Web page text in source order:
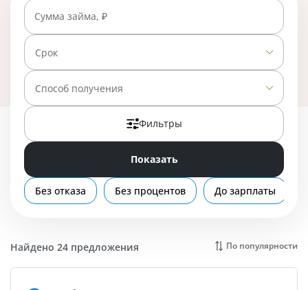
Займы
Вклады
Бизнес
предложения срочных займов от разных компаний.
На 01.05.2025 вам доступно 24 предложения со
ставкой от 0% в день.
Сумма займа, ₽
Срок
Способ получения
Фильтры
Показать
Без отказа Без процентов До зарплаты
Найдено 24 предложения По популярности